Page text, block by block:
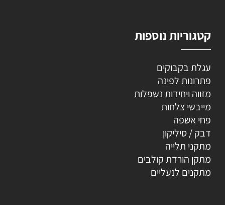
קטגוריות נוספות
עגלת בקבוקים
פתרונות לפינה
מזווה ויחידות נשפלות
מייבשי צלחות
פחי אשפה
דבק / סיליקון
מתקני תלייה
מתקן הורדת קולבים
מתקנים לנעליים